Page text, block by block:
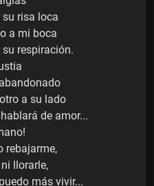
risa loca
a mi boca
respiración.
a su lado
de amor...
rebajarme,
llorarle,
más vivir...